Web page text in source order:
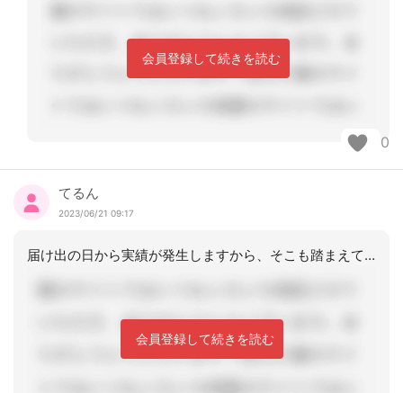
会員登録して続きを読む
0
てるん
2023/06/21 09:17
届け出の日から実績が発生しますから、そこも踏まえて提出することになりますね。
会員登録して続きを読む